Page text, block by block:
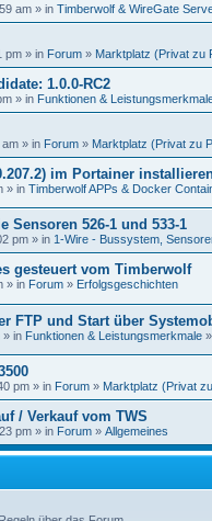
am » in Timberwolf & WireGate
pm » in Forum » Marktplatz (Privat zu
1.0.0-RC2
» in Funktionen &
» in Forum » Marktplatz (Privat zu
im Portainer
» in Timberwolf APPs & Docker
Sensoren 526-1 und 533-1
pm » in 1-Wire - Bussystem,
gesteuert vom Timberwolf
» in Forum » Erfolgsgeschichten
FTP und Start über
» in Funktionen & Leistungsmerkmale »
pm » in Forum » Marktplatz (Privat
/ Verkauf vom TWS
pm » in Forum » Allgemeines